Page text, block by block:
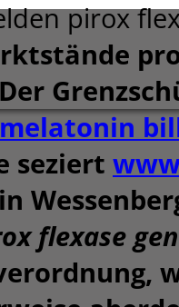
pirox
melatonin
seziert
flexase